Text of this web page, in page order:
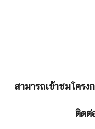
สามารถเข้าชมโคร
ติดต่